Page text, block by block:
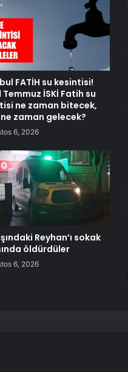
FATİH su kesintisi!
Temmuz İSKİ Fatih su
ne zaman bitecek,
zaman gelecek?
6, 2026
Reyhan’ı sokak
öldürdüler
6, 2026